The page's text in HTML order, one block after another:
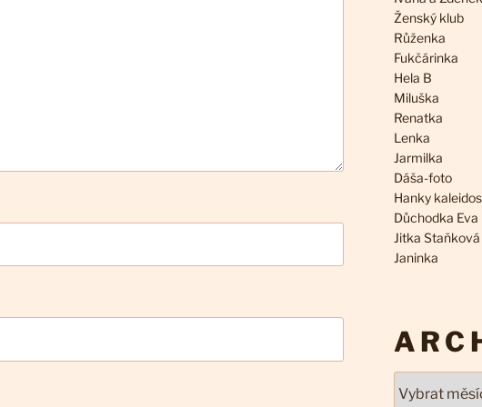
Ženský klub
Růženka
Fukčárinka
Hela B
Miluška
Renatka
Lenka
Jarmilka
Dáša-foto
Hanky
Důchodka Eva
Jitka Staňková
Janinka